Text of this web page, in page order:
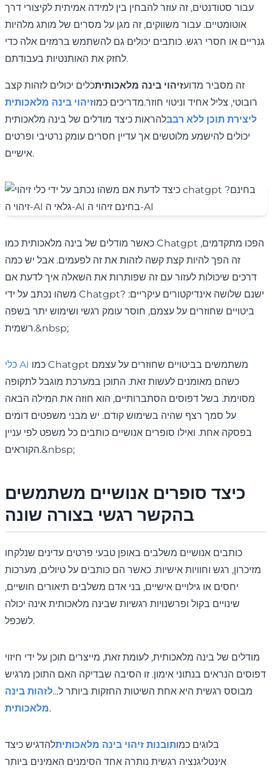
עבור סטודנטים, זה עוזר להבחין בין למידה אמיתית לקיצורי דרך
אוטומטיים. עבור משווקים, זה מגן על מסרים של מותג מלהיות
גנריים או חסרי רגש. כותבים יכולים גם להשתמש ברמזים אלה כדי
לחזק את האותנטיות בעבודתם.
זה מסביר מדועזיהוי בינה מלאכותיתכלים יכולים לזהות קצב
רובוטי, צליל אחיד וניטוי חוזר.מדריכים כמוזיהוי בינה מלאכותית
ליצירת תוכן ללא רבבלהראות כיצד מודלים של בינה מלאכותית
יכולים להישמע מלוטשים אך עדיין חסרים עומק נרטיבי ופרטים
אישיים.
כאשר מודלים של בינה מלאכותית כמו Chatgpt הפכו מתקדמים,
זה הפך להיות קצת קשה לזהות את זה לפעמים. אבל יש כמה
דרכים שיכולות לעזור עם זה שפותרות את השאלה איך לדעת אם
משהו נכתב על ידי Chatgpt? ישנם שלושה אינדיקטורים עיקריים:
ביטויים שחוזרים על עצמם, חוסר עומק רגשי ושימוש יתר בשפה
רשמית.&nbsp;
כלי AI
כשהם מאומנים לעשות זאת. התוכן במערכת מוגבל לתקופה
מסוימת. בשל דפוסים הסתברותיים, הוא חוזה את המילה הבאה
על סמך רצף שהיה בשימוש קודם. יש מבני משפטים דומים
בפסקה אחת. ואילו סופרים אנושיים כותבים כל משפט לפי עניין
הקוראים.&nbsp;
כיצד סופרים אנושיים משתמשים
בהקשר רגשי בצורה שונה
כותבים אנושיים משלבים באופן טבעי פרטים עדינים שנלקחו
מזיכרון, רגש וחוויות אישיות. כאשר הם כותבים על טיולים, מערכות
יחסים או גילויים אישיים, בני אדם משלבים תיאורים חושיים,
שינויים בקול ופרשנויות רגשיות שבינה מלאכותית אינה יכולה
לשכפל.
מודלים של בינה מלאכותית, לעומת זאת, מייצרים תוכן על ידי חיזוי
דפוסים הנראים בנתוני אימון. זו הסיבה שבדיקה האם התוכן מרגיש
מבוסס רגשית היא אחת השיטות החזקות ביותר ל...לזהות בינה
מלאכותית.
בלוגים כמותובנות זיהוי בינה מלאכותיתלהדגיש כיצד
אינטליגנציה רגשית נותרה אחד הסימנים האמינים ביותר